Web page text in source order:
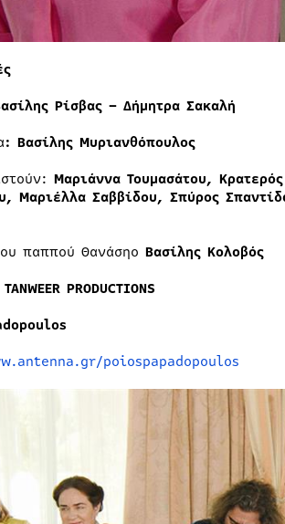
Ρίσβας – Δήμητρα Σακαλή
: Βασίλης Μυριανθόπουλος
Μαριάννα Τουμασάτου,
Μαριέλλα Σαββίδου, Σπύρος
παππού Θανάσηο Βασίλης Κολοβός
PRODUCTIONS
poiospapadopoulos